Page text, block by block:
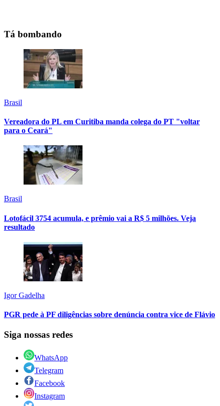
Tá bombando
Brasil
Vereadora do PL em Curitiba manda colega do PT "voltar
para o Ceará"
Brasil
Lotofácil 3754 acumula, e prêmio vai a R$ 5 milhões. Veja
resultado
Igor Gadelha
PGR pede à PF diligências sobre denúncia contra vice de Flávio
Siga nossas redes
WhatsApp
Telegram
Facebook
Instagram